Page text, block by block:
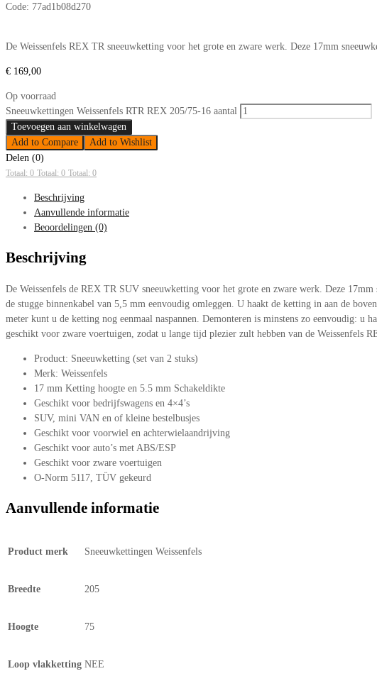
Code: 77ad1b08d270
De Weissenfels REX TR sneeuwketting voor het grote en zware werk. Deze 17mm
€ 169,00
Op voorraad
Sneeuwkettingen Weissenfels RTR REX 205/75-16 aantal
Toevoegen aan winkelwagen
Add to Compare
Add to Wishlist
Delen (0)
Totaal: 0 Totaal: 0 Totaal: 0
Beschrijving
Aanvullende informatie
Beoordelingen (0)
Beschrijving
De Weissenfels de REX TR SUV sneeuwketting voor het grote en zware werk. Deze
de stugge binnenkabel van 5,5 mm eenvoudig omleggen. U haakt de ketting in aan de
meter kunt u de ketting nog eenmaal naspannen. Demonteren is minstens zo eenvoudig: u
geschikt voor zware voertuigen, zodat u lange tijd plezier zult hebben van de Weissenfels
Product: Sneeuwketting (set van 2 stuks)
Merk: Weissenfels
17 mm Ketting hoogte en 5.5 mm Schakeldikte
Geschikt voor bedrijfswagens en 4×4’s
SUV, mini VAN en of kleine bestelbusjes
Geschikt voor voorwiel en achterwielaandrijving
Geschikt voor auto’s met ABS/ESP
Geschikt voor zware voertuigen
O-Norm 5117, TÜV gekeurd
Aanvullende informatie
Product merk Sneeuwkettingen Weissenfels
Breedte 205
Hoogte 75
Loop vlakketting NEE